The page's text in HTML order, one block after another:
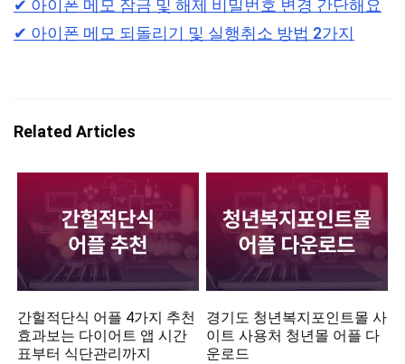
✔︎ 아이폰 메모 잠금 및 해제 비밀번호 변경 간단해요
✔︎ 아이폰 메모 되돌리기 및 실행취소 방법 2가지
Related Articles
간헐적단식 어플 4가지 추천
효과보는 다이어트 앱 시간
표부터 식단관리까지
경기도 청년복지포인트몰 사
이트 사용처 청년몰 어플 다
운로드